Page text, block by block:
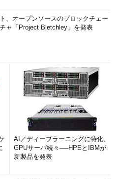
、オープンソースのブロックチェー
ャ「Project Bletchley」を発表
AI／ディープラーニングに特化、
GPUサーバ続々──HPEとIBMが
新製品を発表